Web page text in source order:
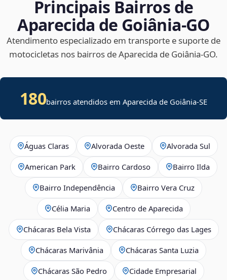
Principais Bairros de
Aparecida de Goiânia‑GO
Atendimento especializado em transporte e suporte de
motocicletas nos bairros de Aparecida de Goiânia‑GO.
180bairros atendidos emAparecida de Goiânia-SE
Águas Claras Alvorada Oeste Alvorada Sul
American Park Bairro Cardoso Bairro Ilda
Bairro Independência Bairro Vera Cruz
Célia Maria Centro de Aparecida
Chácaras Bela Vista Chácaras Córrego das Lages
Chácaras Marivânia Chácaras Santa Luzia
Chácaras São Pedro Cidade Empresarial